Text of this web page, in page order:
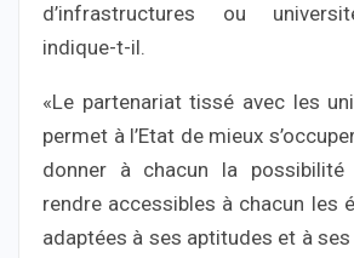
d’infrastructures ou
indique-t-il.
«Le partenariat tissé avec les
permet à l’Etat de mieux
donner à chacun la possibilité
rendre accessibles à chacun les
adaptées à ses aptitudes et à